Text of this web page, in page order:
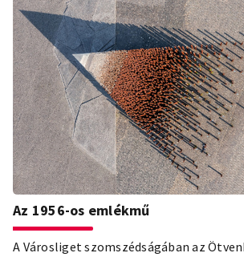
Az 1956-os emlékmű
A Városliget szomszédságában az